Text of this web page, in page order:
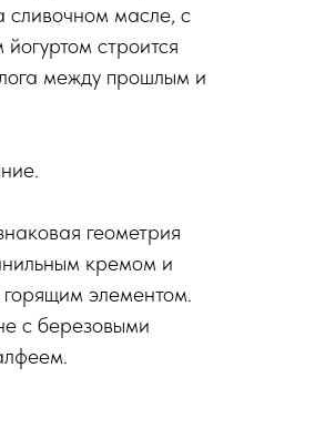
сливочном масле, с
строится
между прошлым и
геометрия
кремом и
элементом.
с березовыми